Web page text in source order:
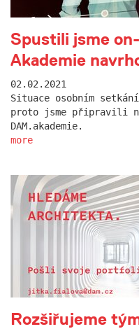
Spustili jsme
Akademie
02.02.2021
Situace osobním
proto jsme připravili
DAM.akademie.
more
Rozšiřujeme